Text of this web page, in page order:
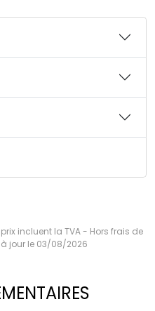
incluent la TVA - Hors frais de
jour le 03/08/2026